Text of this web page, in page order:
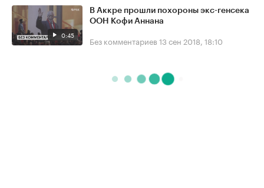
0:45
В Аккре прошли похороны экс-генсека
ООН Кофи Аннана
Без комментариев 13 сен 2018, 18:10